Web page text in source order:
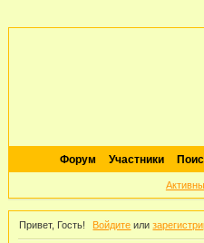
Форум Участники
Привет, Гость! Войдите или